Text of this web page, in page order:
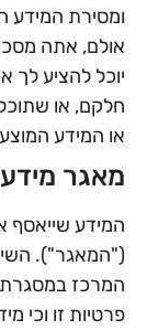
ומסירת המידע
אולם, אתה
יוכל להציע לך
חלקם, או
או המידע
מאגר מידע
המידע שייאסף
("המאגר").
המרכז במסגרת
פרטיות זו וכי